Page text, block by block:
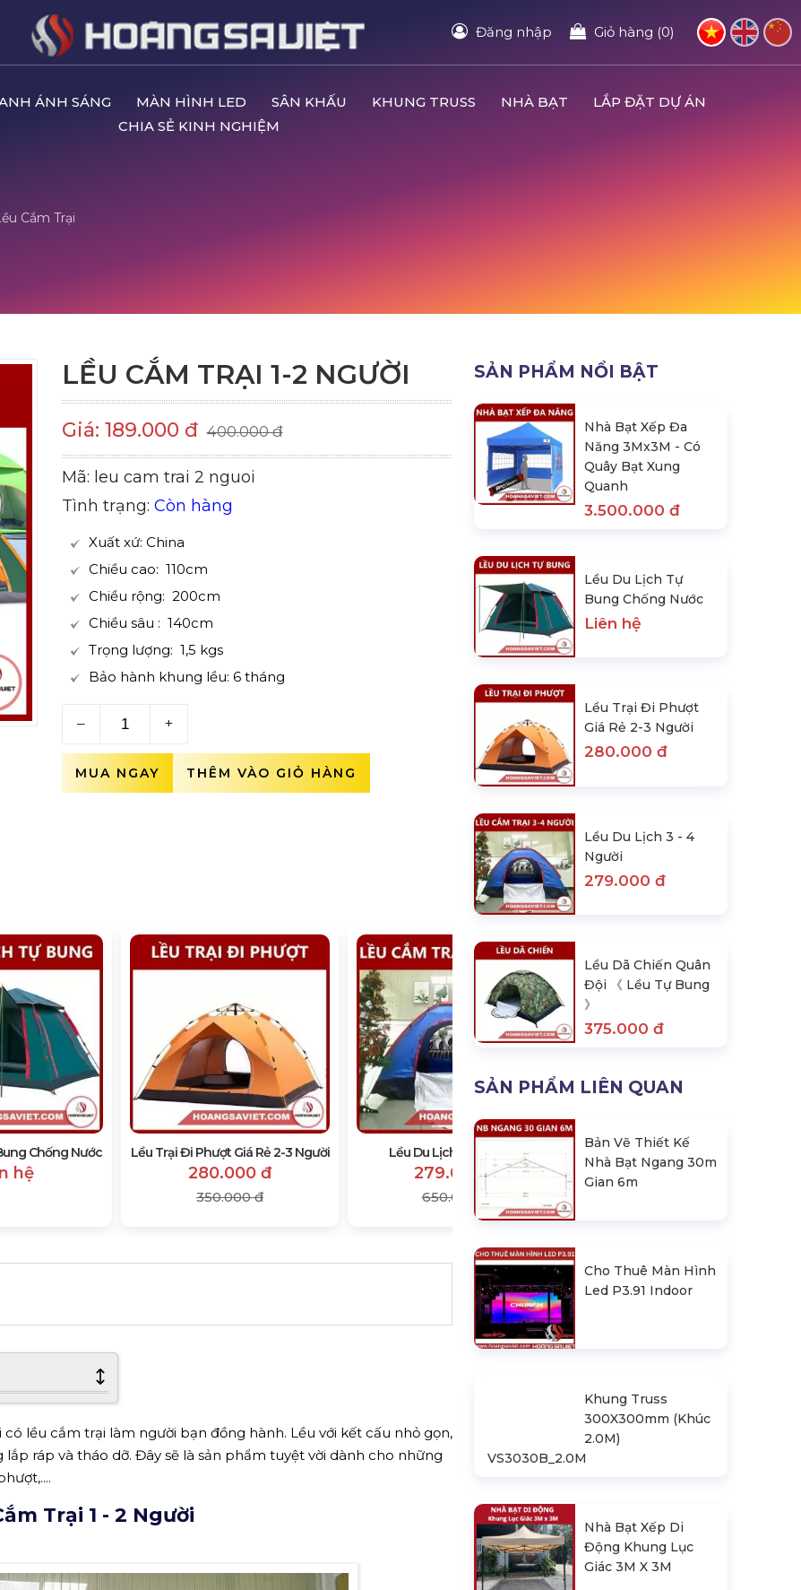
Đăng nhập Giỏ hàng (0)
ÁNH SÁNG MÀN HÌNH LED SÂN KHẤU KHUNG TRUSS NHÀ BẠT
LẮP ĐẶT DỰ ÁN
CHIA SẺ KINH NGHIỆM
Cắm Trại
LỀU CẮM TRẠI 1-2 NGƯỜI
Giá: 189.000 đ 400.000 đ
Mã: leu cam trai 2 nguoi
Tình trạng: Còn hàng
Xuất xứ: China
Chiều cao: 110cm
Chiều rộng: 200cm
Chiều sâu : 140cm
Trọng lượng: 1,5 kgs
Bảo hành khung lều: 6 tháng
– +
MUA NGAY THÊM VÀO GIỎ HÀNG
Chống Nước
hệ
Lều Trại Đi Phượt Giá Rẻ 2-3 Người
280.000 đ
350.000 đ
Lều Du Lịch 3 - 4 Người
279.000 đ
650.000 đ
Lều Dã Chiến Quân Đội 《 Lều Tự
500.000 đ
lều cắm trại làm người bạn đồng hành. Lều với kết cấu nhỏ gọn,
lắp ráp và tháo dỡ. Đây sẽ là sản phẩm tuyệt vời dành cho những
Trại 1 - 2 Người
SẢN PHẨM NỔI BẬT
Nhà Bạt Xếp Đa
Năng 3Mx3M - Có
Quây Bạt Xung
Quanh
3.500.000 đ
Lều Du Lịch Tự
Bung Chống Nước
Liên hệ
Lều Trại Đi Phượt
Giá Rẻ 2-3 Người
280.000 đ
Lều Du Lịch 3 - 4
Người
279.000 đ
Lều Dã Chiến Quân
Đội 《 Lều Tự Bung
》
375.000 đ
SẢN PHẨM LIÊN QUAN
Bản Vẽ Thiết Kế
Nhà Bạt Ngang 30m
Gian 6m
Cho Thuê Màn Hình
Led P3.91 Indoor
Khung Truss
300X300mm (Khúc
2.0M)
VS3030B_2.0M
Nhà Bạt Xếp Di
Động Khung Lục
Giác 3M X 3M